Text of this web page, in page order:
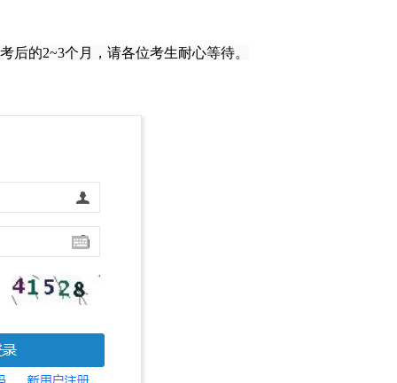
的2~3个月，请各位考生耐心等待。